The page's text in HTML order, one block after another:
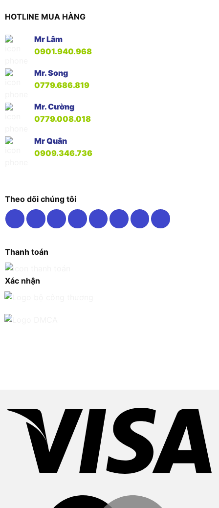
HOTLINE MUA HÀNG
Mr Lâm
0901.940.968
Mr. Song
0779.686.819
Mr. Cường
0779.008.018
Mr Quân
0909.346.736
Theo dõi chúng tôi
Thanh toán
Xác nhận